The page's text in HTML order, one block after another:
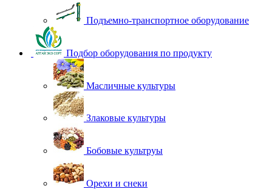
Подъемно-транспортное оборудование
Подбор оборудования по продукту
Масличные культуры
Злаковые культуры
Бобовые культруы
Орехи и снеки